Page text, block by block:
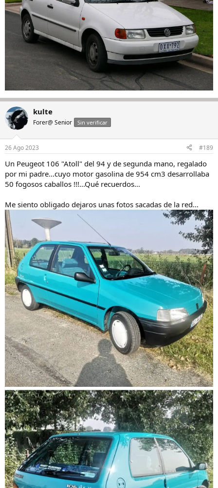
kulte
Forer@ Senior Sin verificar
26 Ago 2023 #189
Un Peugeot 106 "Atoll" del 94 y de segunda mano, regalado
por mi padre...cuyo motor gasolina de 954 cm3 desarrollaba
50 fogosos caballos !!!...Qué recuerdos...
Me siento obligado dejaros unas fotos sacadas de la red...